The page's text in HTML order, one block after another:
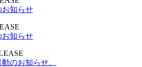
お知らせ
お知らせ
のお知らせ。